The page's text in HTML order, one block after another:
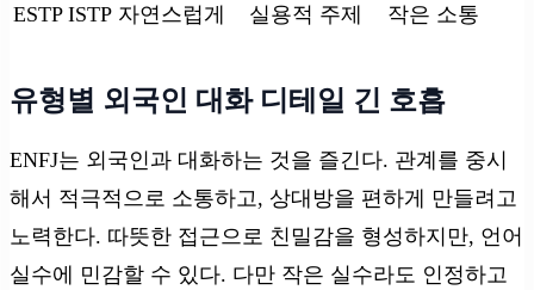
ESTP ISTP 자연스럽게 실용적 주제 작은 소통
유형별 외국인 대화 디테일 긴 호흡
ENFJ는 외국인과 대화하는 것을 즐긴다. 관계를 중시
해서 적극적으로 소통하고, 상대방을 편하게 만들려고
노력한다. 따뜻한 접근으로 친밀감을 형성하지만, 언어
실수에 민감할 수 있다. 다만 작은 실수라도 인정하고